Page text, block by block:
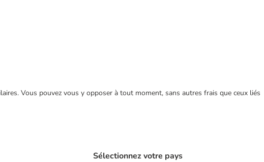
Vous pouvez vous y opposer à tout moment, sans autres frais que ceux liés
Sélectionnez votre pays